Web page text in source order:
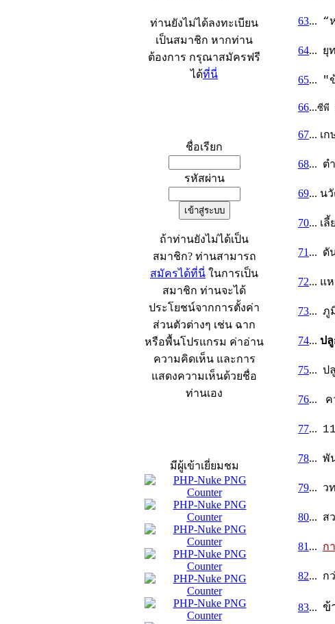
ท่านยังไม่ได้ลงทะเบียน
เป็นสมาชิก หากท่าน
ต้องการ กรุณาสมัครฟรี
ได้ที่นี่
ชื่อเรียก
รหัสผ่าน
ถ้าท่านยังไม่ได้เป็น
สมาชิก? ท่านสามารถ
สมัครได้ที่นี่ ในการเป็น
สมาชิก ท่านจะได้
ประโยชน์จากการตั้งค่า
ส่วนตัวต่างๆ เช่น ฉาก
หรือพื้นโปรแกรม ค่าอ่าน
ความคิดเห็น และการ
แสดงความเห็นด้วยชื่อ
ท่านเอง
มีผู้เข้าเยี่ยมชม
63... “
64... ยุ
65... "
66...ซีพี
67... เ
68... ต
69... น
70... เ
71 ... ดั
72... แ
73... ภู
74... ป
75... ป
76... ค
77...
78... พั
79... ว
80... ส
81 ... ก
82... ก
83... ข้